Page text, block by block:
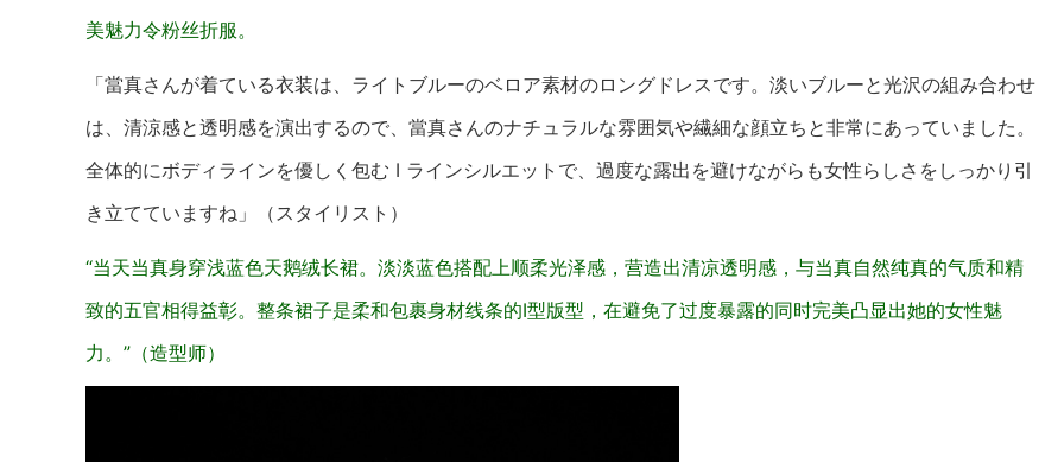
美魅力令粉丝折服。
「當真さんが着ている衣装は、ライトブルーのベロア素材のロングドレスです。淡いブルーと光沢の組み合わせ
は、清涼感と透明感を演出するので、當真さんのナチュラルな雰囲気や繊細な顔立ちと非常にあっていました。
全体的にボディラインを優しく包む I ラインシルエットで、過度な露出を避けながらも女性らしさをしっかり引
き立てていますね」（スタイリスト）
“当天当真身穿浅蓝色天鹅绒长裙。淡淡蓝色搭配上顺柔光泽感，营造出清凉透明感，与当真自然纯真的气质和精
致的五官相得益彰。整条裙子是柔和包裹身材线条的I型版型，在避免了过度暴露的同时完美凸显出她的女性魅
力。”（造型师）